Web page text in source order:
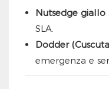
Nutsedge giallo
SLA.
Dodder
emergenza e